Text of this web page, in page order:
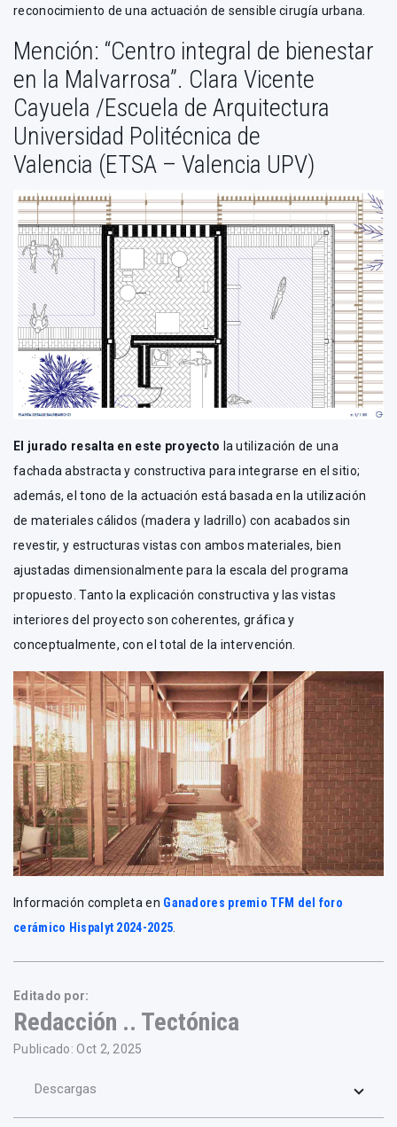
reconocimiento de una actuación de sensible cirugía urbana.
Mención: “Centro integral de bienestar
en la Malvarrosa”. Clara Vicente
Cayuela /Escuela de Arquitectura
Universidad Politécnica de
Valencia (ETSA – Valencia UPV)
El jurado resalta en este proyecto la utilización de una
fachada abstracta y constructiva para integrarse en el sitio;
además, el tono de la actuación está basada en la utilización
de materiales cálidos (madera y ladrillo) con acabados sin
revestir, y estructuras vistas con ambos materiales, bien
ajustadas dimensionalmente para la escala del programa
propuesto. Tanto la explicación constructiva y las vistas
interiores del proyecto son coherentes, gráfica y
conceptualmente, con el total de la intervención.
Información completa en Ganadores premio TFM del foro
cerámico Hispalyt 2024-2025
Editado por:
Redacción .. Tectónica
Publicado: Oct 2, 2025
Descargas